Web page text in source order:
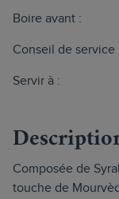
Boire avant :
Conseil de service
Servir à :
Composée de
touche de